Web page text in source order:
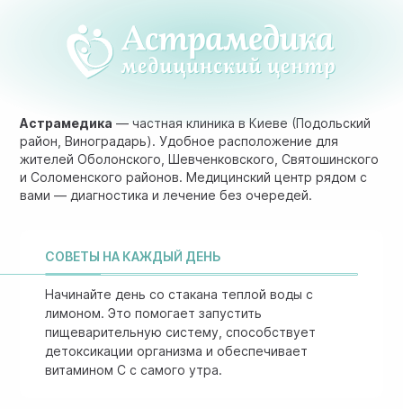
Астрамедика — частная клиника в Киеве (Подольский
район, Виноградарь). Удобное расположение для
жителей Оболонского, Шевченковского, Святошинского
и Соломенского районов. Медицинский центр рядом с
вами — диагностика и лечение без очередей.
СОВЕТЫ НА КАЖДЫЙ ДЕНЬ
Начинайте день со стакана теплой воды с
лимоном. Это помогает запустить
пищеварительную систему, способствует
детоксикации организма и обеспечивает
витамином C с самого утра.